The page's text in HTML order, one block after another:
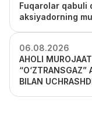
Fuqarolar qabuli
aksiyadorning
06.08.2026
AHOLI
“O‘ZTRANSGAZ”
BILAN